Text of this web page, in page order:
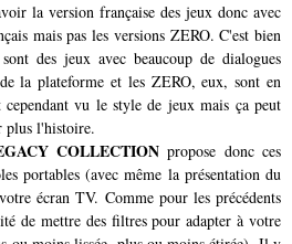
la version française des jeux donc avec
mais pas les versions ZERO. C'est bien
des jeux avec beaucoup de dialogues
la plateforme et les ZERO, eux, sont en
vu le style de jeux mais ça peut
plus l'histoire.
COLLECTIONpropose donc ces
portables (avec même la présentation du
écran TV. Comme pour les précédents
de mettre des filtres pour adapter à votre